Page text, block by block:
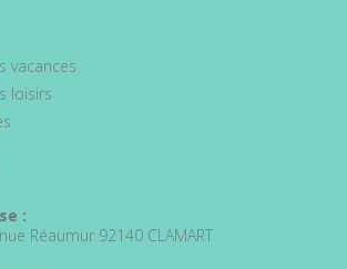
vacances
loisirs
:
Réaumur 92140 CLAMART